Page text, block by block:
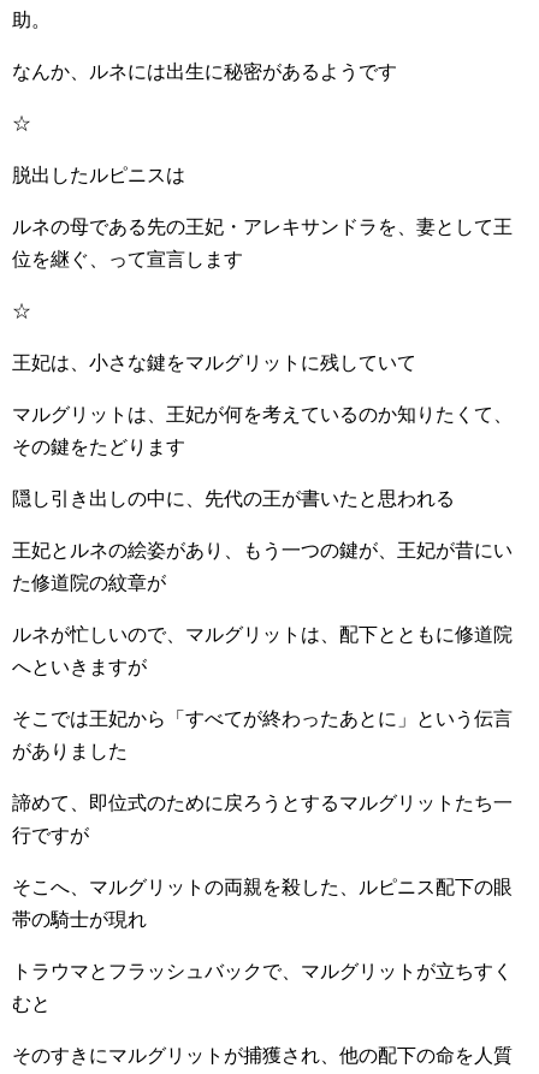
助。
なんか、ルネには出生に秘密があるようです
☆
脱出したルピニスは
ルネの母である先の王妃・アレキサンドラを、妻として王
位を継ぐ、って宣言します
☆
王妃は、小さな鍵をマルグリットに残していて
マルグリットは、王妃が何を考えているのか知りたくて、
その鍵をたどります
隠し引き出しの中に、先代の王が書いたと思われる
王妃とルネの絵姿があり、もう一つの鍵が、王妃が昔にい
た修道院の紋章が
ルネが忙しいので、マルグリットは、配下とともに修道院
へといきますが
そこでは王妃から「すべてが終わったあとに」という伝言
がありました
諦めて、即位式のために戻ろうとするマルグリットたち一
行ですが
そこへ、マルグリットの両親を殺した、ルピニス配下の眼
帯の騎士が現れ
トラウマとフラッシュバックで、マルグリットが立ちすく
むと
そのすきにマルグリットが捕獲され、他の配下の命を人質